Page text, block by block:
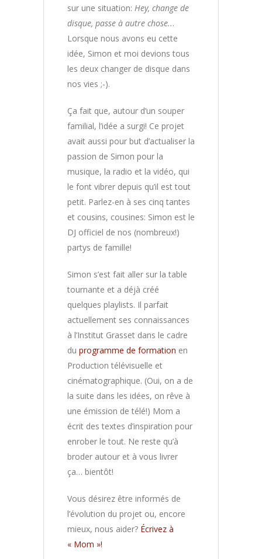
sur une situation: Hey, change de
disque, passe à autre chose...
Lorsque nous avons eu cette
idée, Simon et moi devions tous
les deux changer de disque dans
nos vies ;-).
Ça fait que, autour d’un souper
familial, l’idée a surgi! Ce projet
avait aussi pour but d’actualiser la
passion de Simon pour la
musique, la radio et la vidéo, qui
le font vibrer depuis qu’il est tout
petit. Parlez-en à ses cinq tantes
et cousins, cousines: Simon est le
DJ officiel de nos (nombreux!)
partys de famille!
Simon s’est fait aller sur la table
tournante et a déjà créé
quelques playlists. Il parfait
actuellement ses connaissances
à l’Institut Grasset dans le cadre
du programme de formation en
Production télévisuelle et
cinématographique. (Oui, on a de
la suite dans les idées, on rêve à
une émission de télé!) Mom a
écrit des textes d’inspiration pour
enrober le tout. Ne reste qu’à
broder autour et à vous livrer
ça… bientôt!
Vous désirez être informés de
l’évolution du projet ou, encore
mieux, nous aider? Écrivez à
« Mom »!